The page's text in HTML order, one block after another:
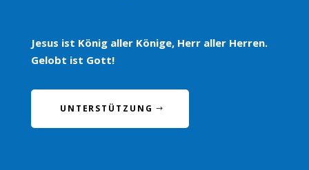
Jesus ist König aller Könige, Herr aller Herren.
Gelobt ist Gott!
UNTERSTÜTZUNG